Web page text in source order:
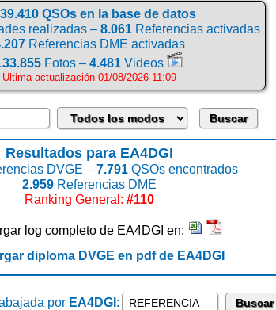
QSOs en la base de datos
realizadas – 8.061Referencias activadas
Referencias DME activadas
Fotos – 4.481 Videos
Última actualización 01/08/2026 11:09
Resultados para EA4DGI
DVGE – 7.791QSOs encontrados
2.959Referencias DME
Ranking General: #110
log completo de EA4DGI en:
diploma DVGE en pdf de EA4DGI
por EA4DGI :